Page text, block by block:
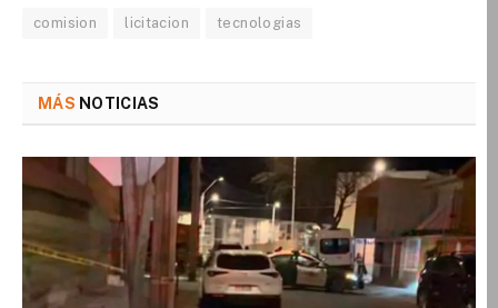
comision licitacion tecnologias
MÁS NOTICIAS